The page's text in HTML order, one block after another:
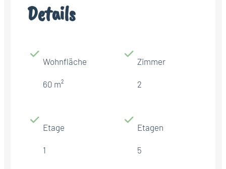
Details
Wohnfläche
60 m²
Zimmer
2
Etage
1
Etagen
5